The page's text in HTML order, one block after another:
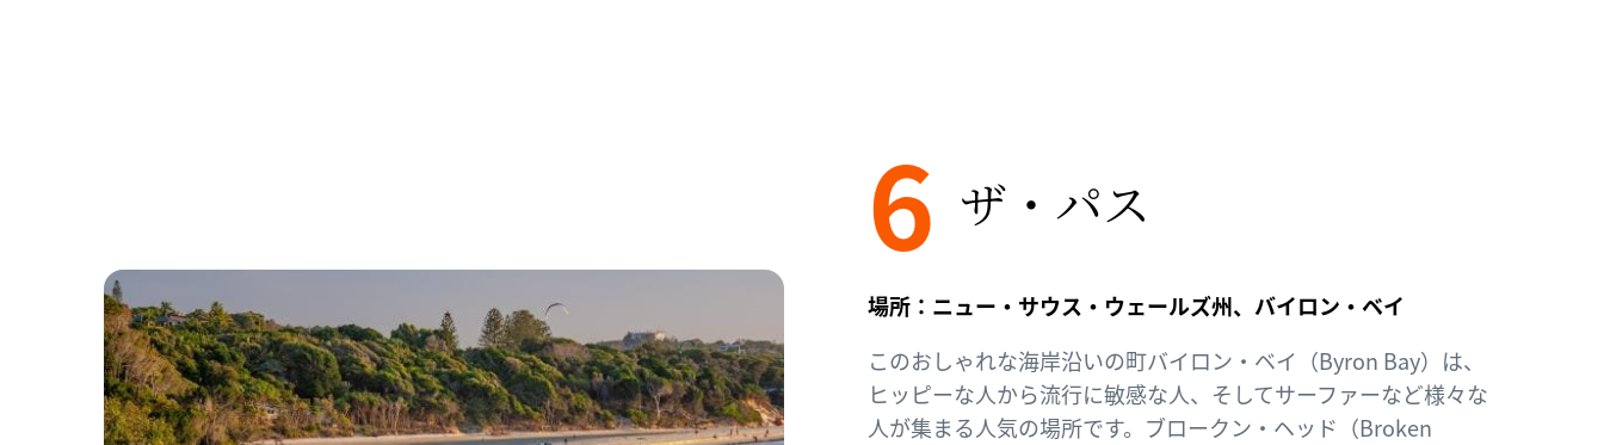
6 ザ・パス
場所：ニュー・サウス・ウェールズ州、バイロン・ベイ
このおしゃれな海岸沿いの町バイロン・ベイ（Byron Bay）は、
ヒッピーな人から流行に敏感な人、そしてサーファーなど様々な
人が集まる人気の場所です。ブロークン・ヘッド（Broken